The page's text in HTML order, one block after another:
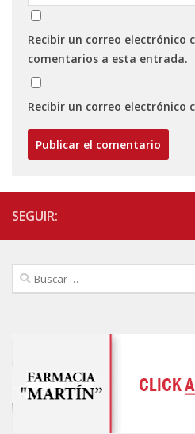
Recibir un correo electrónico
comentarios a esta entrada.
Recibir un correo electrónico
SEGUIR:
Buscar: